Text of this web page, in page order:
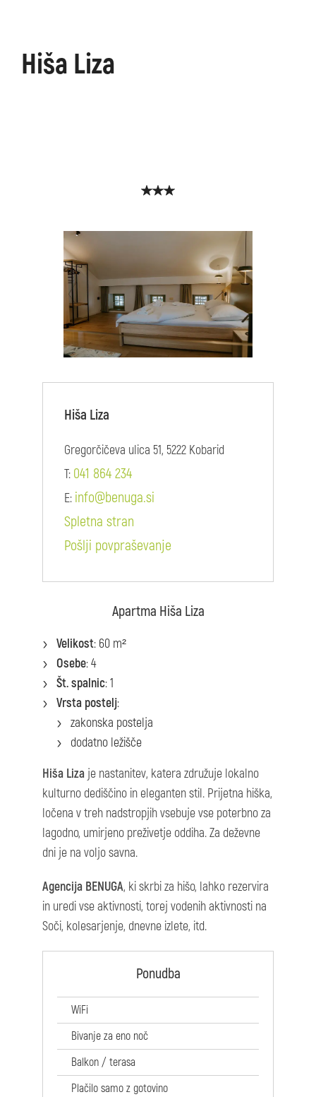
Hiša Liza
Hiša Liza
Gregorčičeva ulica 51, 5222 Kobarid
T: 041 864 234
E: info@benuga.si
Spletna stran
Pošlji povpraševanje
Apartma Hiša Liza
Velikost: 60 m²
Osebe: 4
Št. spalnic: 1
Vrsta postelj:
zakonska postelja
dodatno ležišče
Hiša Liza je nastanitev, katera združuje lokalno
kulturno dediščino in eleganten stil. Prijetna hiška,
ločena v treh nadstropjih vsebuje vse poterbno za
lagodno, umirjeno preživetje oddiha. Za deževne
dni je na voljo savna.
Agencija BENUGA, ki skrbi za hišo, lahko rezervira
in uredi vse aktivnosti, torej vodenih aktivnosti na
Soči, kolesarjenje, dnevne izlete, itd.
Ponudba
WiFi
Bivanje za eno noč
Balkon / terasa
Plačilo samo z gotovino